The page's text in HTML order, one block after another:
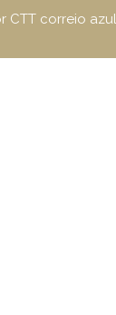
CTT correio